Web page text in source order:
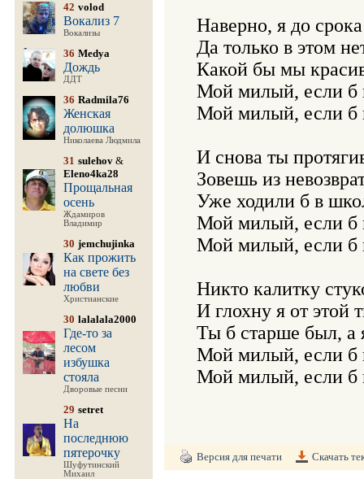
42 volod
Вокализ 7
Вокализы
36 Medya
Дождь
ДДТ
36 Radmila76
Женская
долюшка
Николаева Людмила
31 sulehov &
Eleno4ka28
Прощальная
осень
Ждамиров
Владимир
30 jemchujinka
Как прожить
на свете без
любви
Христианские
30 lalalala2000
Где-то за
лесом
избушка
стояла
Дворовые песни
29 setret
На
последнюю
пятерочку
Шуфутинский
Михаил
Наверно, я до
Да только в этом
Какой бы мы
Мой милый, если б
Мой милый, если б
И снова ты
Зовешь из
Уже ходили б в
Мой милый, если б
Мой милый, если б
Никто калитку
И глохну я от этой
Ты б старше был, а
Мой милый, если б
Версия для печати Скачать